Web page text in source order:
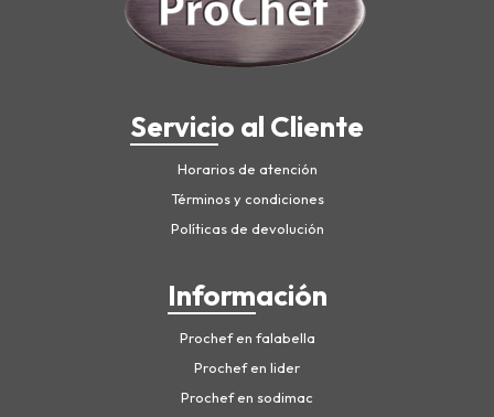
Servicio al Cliente
Horarios de atención
Términos y condiciones
Políticas de devolución
Información
Prochef en falabella
Prochef en lider
Prochef en sodimac